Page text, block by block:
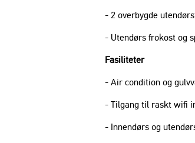
- 2 overbygde
- Utendørs frokost og
Fasiliteter
- ​Air condition og
​- Tilgang til raskt wifi
- Innendørs og